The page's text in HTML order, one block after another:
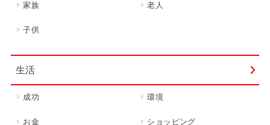
家族 老人
子供
生活
成功 環境
お金 ショッピング